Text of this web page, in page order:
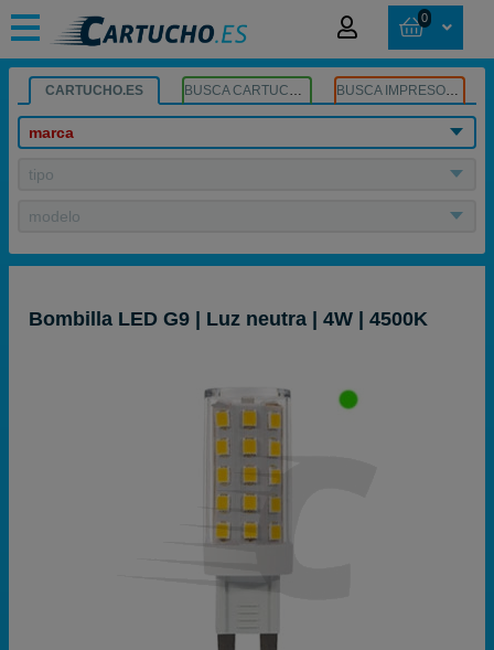
0
CARTUCHO.ES BUSCA CARTUCHOS BUSCA IMPRESORA
marca
tipo
modelo
Bombilla LED G9 | Luz neutra | 4W | 4500K